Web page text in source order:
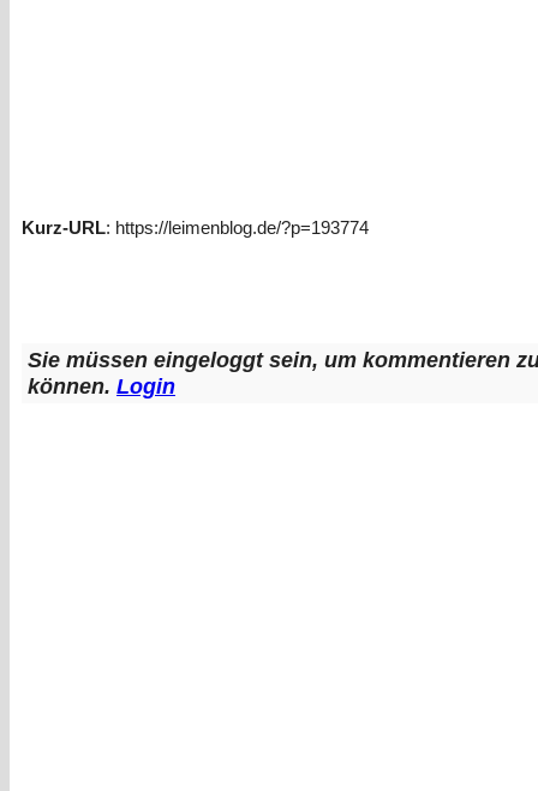
Kurz-URL: https://leimenblog.de/?p=193774
Sie müssen eingeloggt sein, um kommentieren
können. Login